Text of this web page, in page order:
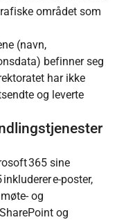
området som
(navn,
befinner seg
har ikke
og leverte
365 sine
e-poster,
og
og